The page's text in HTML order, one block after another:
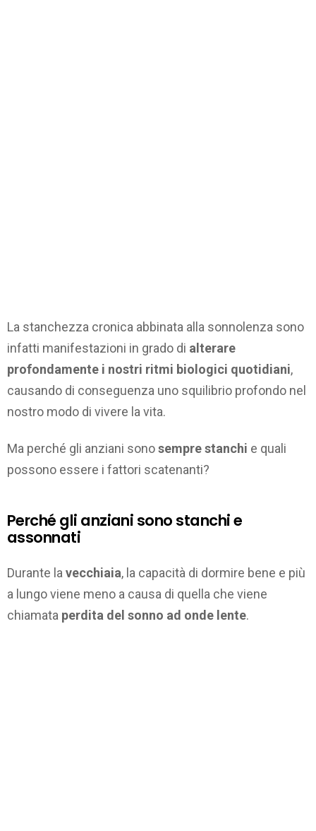
La stanchezza cronica abbinata alla sonnolenza sono
infatti manifestazioni in grado di alterare
profondamente i nostri ritmi biologici quotidiani,
causando di conseguenza uno squilibrio profondo nel
nostro modo di vivere la vita.
Ma perché gli anziani sonosempre stanchi e quali
possono essere i fattori scatenanti?
Perché gli anziani sono stanchi e
assonnati
Durante la vecchiaia, la capacità di dormire bene e più
a lungo viene meno a causa di quella che viene
chiamata perdita del sonno ad onde lente.